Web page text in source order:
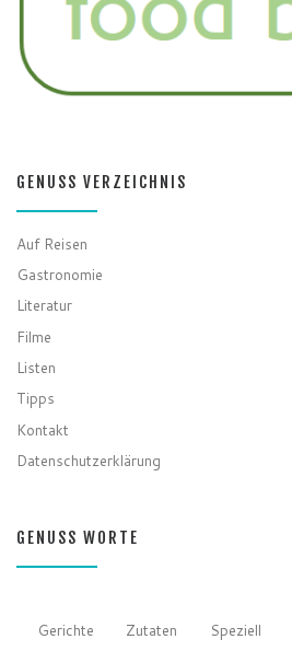
GENUSS VERZEICHNIS
Auf Reisen
Gastronomie
Literatur
Filme
Listen
Tipps
Kontakt
Datenschutzerklärung
GENUSS WORTE
Gerichte Zutaten Speziell